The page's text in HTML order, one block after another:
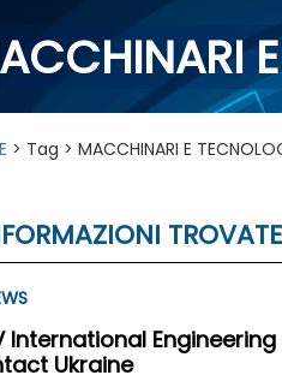
> Tag > MACCHINARI E
TROVATE
International Engineering
Ukraine